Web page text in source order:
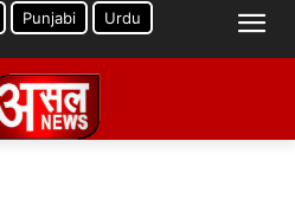
Punjabi Urdu